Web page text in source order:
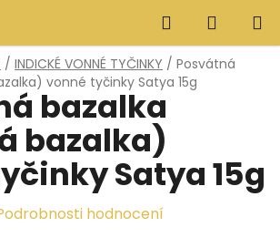
Hledat
KOŠÍK
/ INDICKÉ VONNÉ TYČINKY / Posvátná
vonné tyčinky Satya 15g
bazalka
bazalka)
Satya 15g
hodnocení